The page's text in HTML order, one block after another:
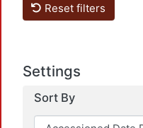
Reset filters
Settings
Sort By